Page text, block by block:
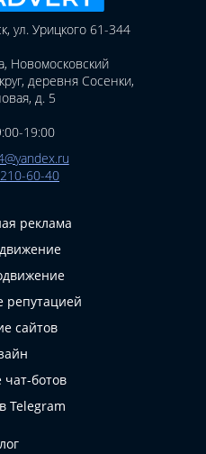
ул. Урицкого 61-344
Новомосковский
деревня Сосенки,
д. 5
19:00
60-40
реклама
репутацией
сайтов
чат-ботов
Telegram